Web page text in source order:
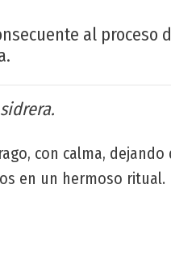
al
con calma,
en un hermoso